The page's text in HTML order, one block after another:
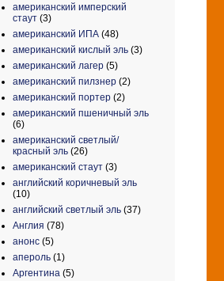
американский имперский
стаут (3)
американский ИПА (48)
американский кислый эль (3)
американский лагер (5)
американский пилзнер (2)
американский портер (2)
американский пшеничный эль
(6)
американский светлый/
красный эль (26)
американский стаут (3)
английский коричневый эль
(10)
английский светлый эль (37)
Англия (78)
анонс (5)
апероль (1)
Аргентина (5)